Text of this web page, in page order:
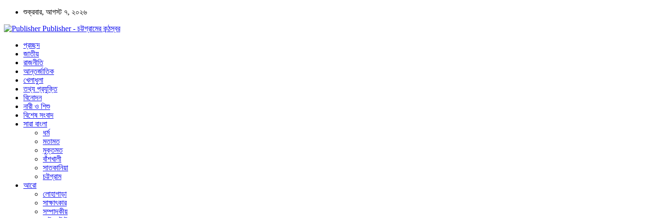
শুক্রবার, আগস্ট ৭, ২০২৬
Publisher - চট্টগ্রামের কন্ঠস্বর
প্রচ্ছদ
জাতীয়
রাজনীতি
আন্তর্জাতিক
খেলাধুলা
তথ্য প্রযুক্তি
বিনোদন
নারী ও শিশু
বিশেষ সংবাদ
সারা বাংলা
ধর্ম
মতামত
মুক্তমত
বাঁশখালী
সাতকানিয়া
চট্টগ্রাম
আরো
লোহাগাড়া
সাক্ষাৎকার
সম্পাদকীয়